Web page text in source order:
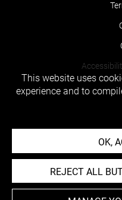
This website uses
experience and to
OK,
REJECT ALL